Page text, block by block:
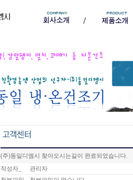
(주)동일디엠시 찾아오시는길이 완료되었습니다.
작성자_
관리자